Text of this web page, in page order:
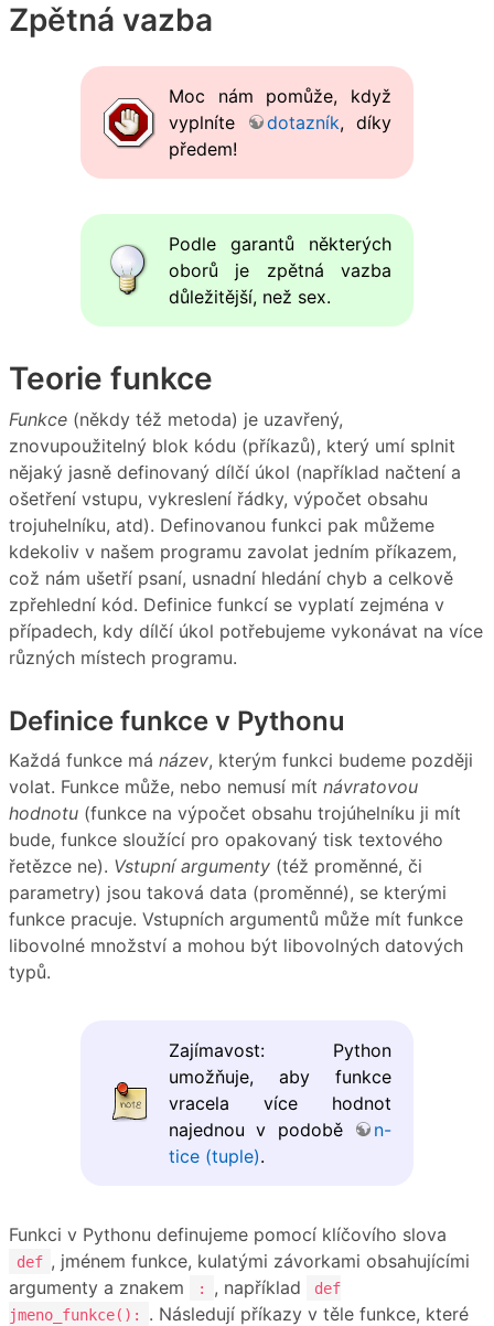
Zpětná vazba
Moc nám pomůže, když
vyplníte
dotazník, díky
předem!
Podle garantů některých
oborů je zpětná vazba
důležitější, než sex.
Teorie funkce
Funkce (někdy též metoda) je uzavřený,
znovupoužitelný blok kódu (příkazů), který umí splnit
nějaký jasně definovaný dílčí úkol (například načtení a
ošetření vstupu, vykreslení řádky, výpočet obsahu
trojuhelníku, atd). Definovanou funkci pak můžeme
kdekoliv v našem programu zavolat jedním příkazem,
což nám ušetří psaní, usnadní hledání chyb a celkově
zpřehlední kód. Definice funkcí se vyplatí zejména v
případech, kdy dílčí úkol potřebujeme vykonávat na více
různých místech programu.
Definice funkce v Pythonu
Každá funkce má název, kterým funkci budeme později
volat. Funkce může, nebo nemusí mít návratovou
hodnotu (funkce na výpočet obsahu trojúhelníku ji mít
bude, funkce sloužící pro opakovaný tisk textového
řetězce ne). Vstupní argumenty (též proměnné, či
parametry) jsou taková data (proměnné), se kterými
funkce pracuje. Vstupních argumentů může mít funkce
libovolné množství a mohou být libovolných datových
typů.
Zajímavost: Python
umožňuje, aby funkce
vracela více hodnot
najednou v podobě
n-
tice (tuple).
Funkci v Pythonu definujeme pomocí klíčovího slova
def , jménem funkce, kulatými závorkami obsahujícími
argumenty a znakem
: , například
def
jmeno_funkce():
. Následují příkazy v těle funkce, které